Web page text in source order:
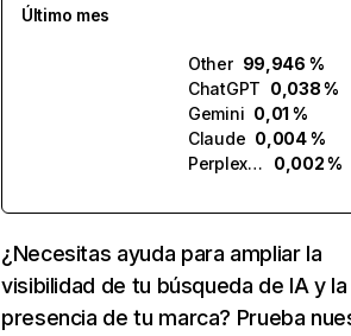
Último mes
Other 99,946 %
ChatGPT 0,038 %
Gemini 0,01 %
Claude 0,004 %
Perplexity
0,002 %
¿Necesitas ayuda para ampliar la
visibilidad de tu búsqueda de IA y la
presencia de tu marca? Prueba